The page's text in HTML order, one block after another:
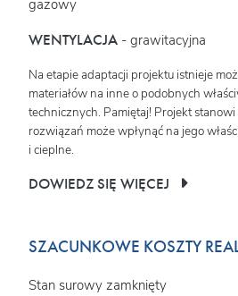
gazowy
WENTYLACJA - grawitacyjna
Na etapie adaptacji projektu istnieje
materiałów na inne o podobnych
technicznych. Pamiętaj! Projekt stanowi
rozwiązań może wpłynąć na jego
i cieplne.
DOWIEDZ SIĘ WIĘCEJ
SZACUNKOWE KOSZTY
Stan surowy zamknięty